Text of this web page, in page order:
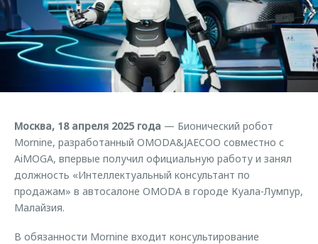
Страхование
Кредитный калькулятор
Аксессуары
Одежда и сувениры
Запчасти
Трейд-ин
Калькулятор трейд-ин
Дополнительная техническая поддержка
Руководства по эксплуатации
Клиентская поддержка
Приложение O&J
Аксессуары
Одежда и сувениры
Оригинальные аксессуары
Запчасти
Обратная связь
Москва, 18 апреля 2025 года — Бионический робот
Mornine, разработанный OMODA&JAECOO совместно с
AiMOGA, впервые получил официальную работу и занял
должность «Интеллектуальный консультант по
продажам» в автосалоне OMODA в городе Куала-Лумпур,
Малайзия.
В обязанности Mornine входит консультирование